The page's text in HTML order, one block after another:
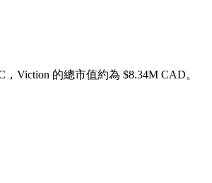
Viction 的總市值約為 $8.34M CAD。